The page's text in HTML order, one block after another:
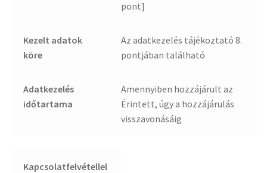
pont]
Kezelt adatok
köre
Az adatkezelés tájékoztató 8.
pontjában található
Adatkezelés
időtartama
Amennyiben hozzájárult az
Érintett, úgy a hozzájárulás
visszavonásáig
Kapcsolatfelvétellel